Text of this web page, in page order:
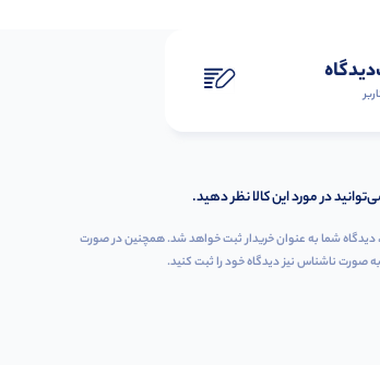
در مورد این کالا نظر دهید.
دیدگاه شما به عنوان خریدار ثبت خواهد شد. همچنین در صورت
صورت ناشناس نیز دیدگاه خود را ثبت کنید.